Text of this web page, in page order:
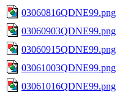
03060816QDNE99.png
03060903QDNE99.png
03060915QDNE99.png
03061003QDNE99.png
03061016QDNE99.png